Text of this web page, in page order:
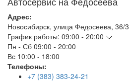
Адрес:
Новосибирск, улица Федосеева, 36/3
График работы: 09:00 - 20:00
Пн - Сб 09:00 - 20:00
Вс 10:00 - 18:00
Телефоны:
+7 (383) 383-24-21